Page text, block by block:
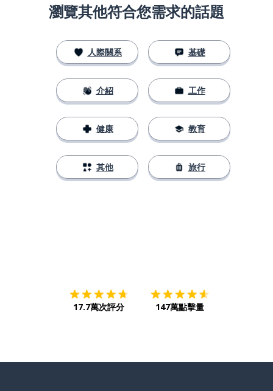
瀏覽其他符合您需求的話題
人際關系
介紹
健康
其他
基礎
工作
教育
旅行
17.7萬次評分 147萬點擊量